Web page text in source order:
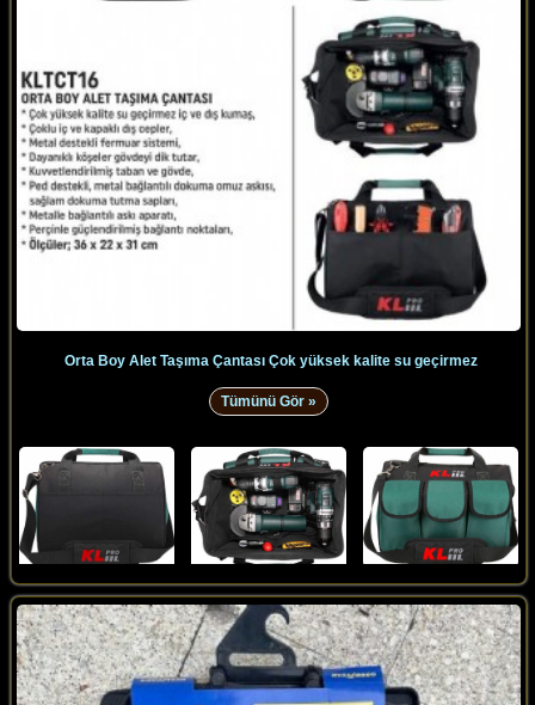
Orta Boy Alet Taşıma Çantası Çok yüksek kalite su geçirmez
Tümünü Gör »